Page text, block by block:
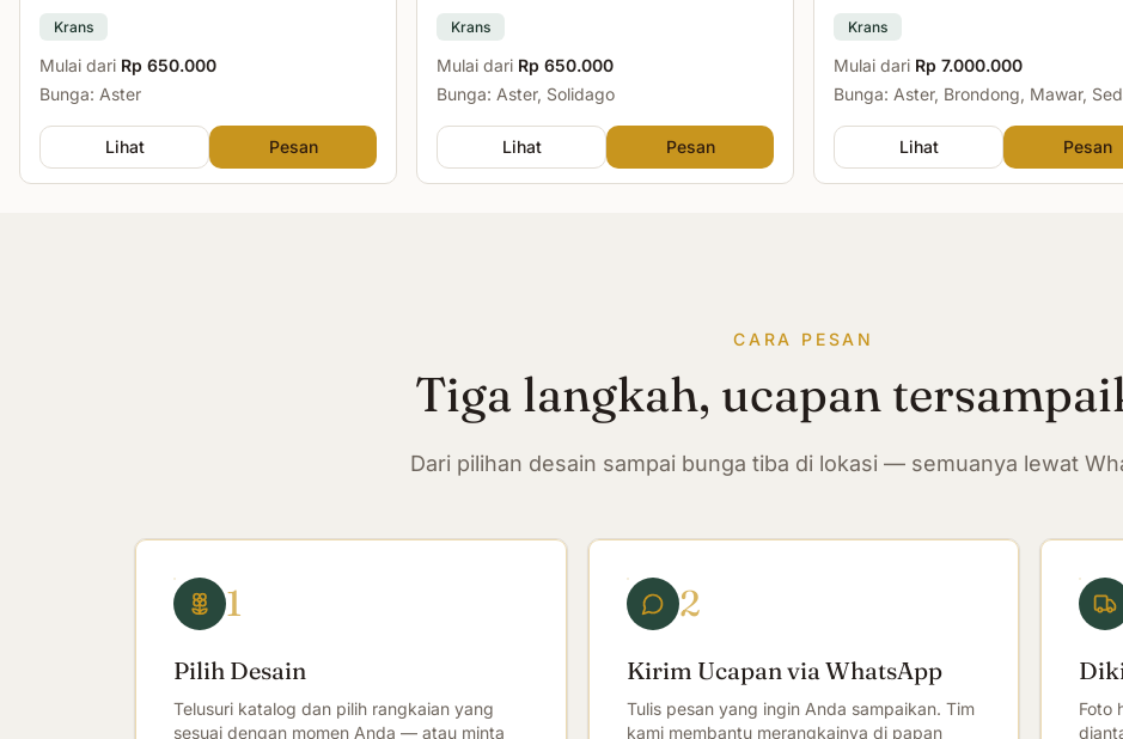
Krans
Mulai dari Rp 650.000
Bunga: Aster
Lihat Pesan
Krans
Mulai dari Rp 650.000
Bunga: Aster, Solidago
Lihat Pesan
Krans
Mulai dari Rp 7.000.000
Bunga: Aster, Brondong, Mawar,
Lihat
Pesan
CARA PESAN
Tiga langkah, ucapan
Dari pilihan desain sampai bunga tiba di lokasi — semuanya lewat
1
Pilih Desain
Telusuri katalog dan pilih rangkaian yang
sesuai dengan momen Anda — atau minta
2
Kirim Ucapan via WhatsApp
Tulis pesan yang ingin Anda sampaikan. Tim
kami membantu merangkainya di papan
Foto